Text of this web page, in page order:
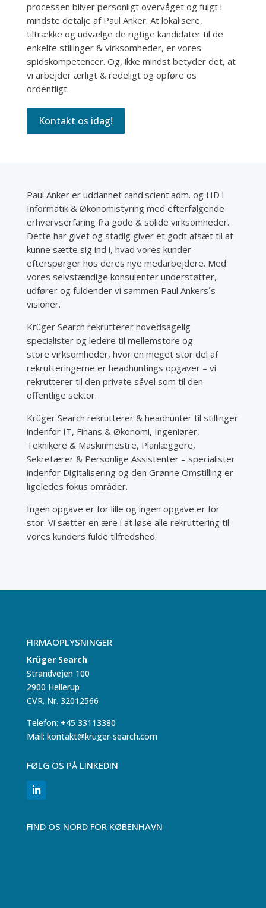
processen bliver personligt overvåget og fulgt i
mindste detalje af Paul Anker. At lokalisere,
tiltrække og udvælge de rigtige kandidater til de
enkelte stillinger & virksomheder, er vores
spidskompetencer. Og, ikke mindst betyder det, at
vi arbejder ærligt & redeligt og opføre os
ordentligt.
Kontakt os idag!
Paul Anker er uddannet cand.scient.adm. og HD i
Informatik & Økonomistyring med efterfølgende
erhvervserfaring fra gode & solide virksomheder.
Dette har givet og stadig giver et godt afsæt til at
kunne sætte sig ind i, hvad vores kunder
efterspørger hos deres nye medarbejdere. Med
vores selvstændige konsulenter understøtter,
udfører og fuldender vi sammen Paul Ankers´s
visioner.
Krüger Search rekrutterer hovedsagelig
specialister og ledere til mellemstore og
store virksomheder, hvor en meget stor del af
rekrutteringerne er headhuntings opgaver – vi
rekrutterer til den private såvel som til den
offentlige sektor.
Krüger Search rekrutterer & headhunter til stillinger
indenfor IT, Finans & Økonomi, Ingeniører,
Teknikere & Maskinmestre, Planlæggere,
Sekretærer & Personlige Assistenter – specialister
indenfor Digitalisering og den Grønne Omstilling er
ligeledes fokus områder.
Ingen opgave er for lille og ingen opgave er for
stor. Vi sætter en ære i at løse alle rekruttering til
vores kunders fulde tilfredshed.
FIRMAOPLYSNINGER
Krüger Search
Strandvejen 100
2900 Hellerup
CVR. Nr. 32012566
Telefon: +45 33113380
Mail: kontakt@kruger-search.com
FØLG OS PÅ LINKEDIN
FIND OS NORD FOR KØBENHAVN